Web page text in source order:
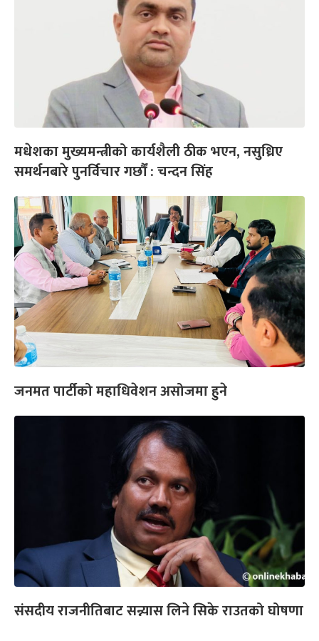
मधेशका मुख्यमन्त्रीको कार्यशैली ठीक भएन, नसुध्रिए
समर्थनबारे पुनर्विचार गर्छौं : चन्दन सिंह
जनमत पार्टीको महाधिवेशन असोजमा हुने
संसदीय राजनीतिबाट सन्न्यास लिने सिके राउतको घोषणा